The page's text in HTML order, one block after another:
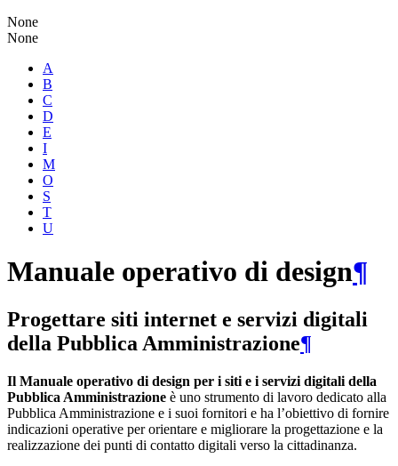
None
None
A
B
C
D
E
I
M
O
S
T
U
Manuale operativo di design¶
Progettare siti internet e servizi digitali
della Pubblica Amministrazione¶
Il Manuale operativo di design per i siti e i servizi digitali della
Pubblica Amministrazione è uno strumento di lavoro dedicato alla
Pubblica Amministrazione e i suoi fornitori e ha l’obiettivo di fornire
indicazioni operative per orientare e migliorare la progettazione e la
realizzazione dei punti di contatto digitali verso la cittadinanza.